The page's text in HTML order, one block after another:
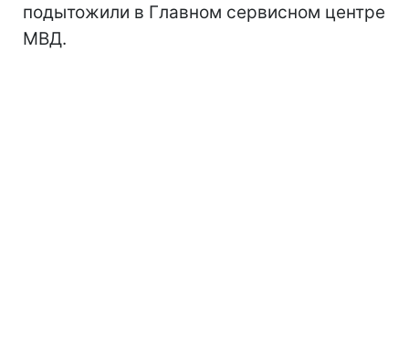
подытожили в Главном сервисном центре
МВД.